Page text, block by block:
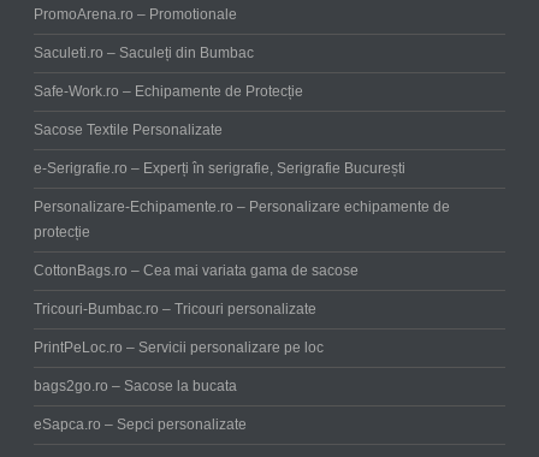
PromoArena.ro – Promotionale
Saculeti.ro – Saculeți din Bumbac
Safe-Work.ro – Echipamente de Protecție
Sacose Textile Personalizate
e-Serigrafie.ro – Experți în serigrafie, Serigrafie București
Personalizare-Echipamente.ro – Personalizare echipamente de
protecție
CottonBags.ro – Cea mai variata gama de sacose
Tricouri-Bumbac.ro – Tricouri personalizate
PrintPeLoc.ro – Servicii personalizare pe loc
bags2go.ro – Sacose la bucata
eSapca.ro – Sepci personalizate